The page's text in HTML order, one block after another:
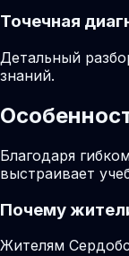
Точечная
Детальный
знаний.
Благодаря
выстраивает
Почему
Жителям